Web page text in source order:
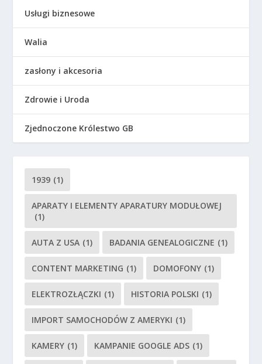
Usługi biznesowe
Walia
zasłony i akcesoria
Zdrowie i Uroda
Zjednoczone Królestwo GB
1939 (1)
APARATY I ELEMENTY APARATURY MODUŁOWEJ
(1)
AUTA Z USA (1) BADANIA GENEALOGICZNE (1)
CONTENT MARKETING (1) DOMOFONY (1)
ELEKTROZŁĄCZKI (1) HISTORIA POLSKI (1)
IMPORT SAMOCHODÓW Z AMERYKI (1)
KAMERY (1) KAMPANIE GOOGLE ADS (1)